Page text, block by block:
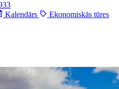
Kalendārs
Ekonomiskās tūres